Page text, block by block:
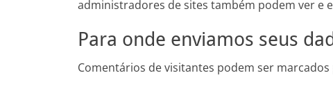
administradores de sites também podem ver e
Para onde enviamos seus
Comentários de visitantes podem ser